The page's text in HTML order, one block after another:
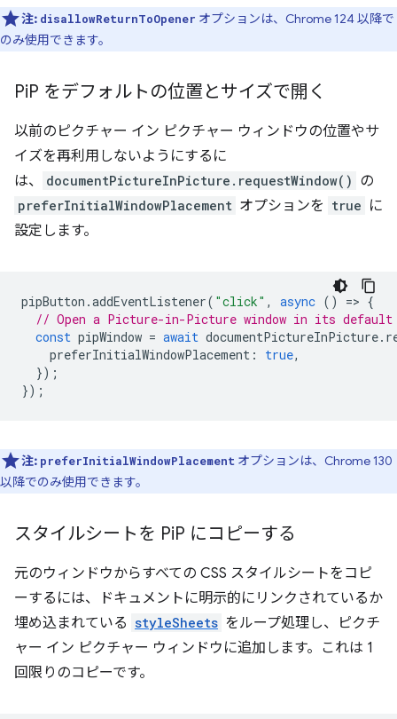
注: disallowReturnToOpener オプションは、Chrome 124 以降で
のみ使用できます。
PiP をデフォルトの位置とサイズで開く
以前のピクチャー イン ピクチャー ウィンドウの位置やサ
イズを再利用しないようにするに
は、
documentPictureInPicture.requestWindow() の
preferInitialWindowPlacement オプションを true に
設定します。
pipButton .addEventListener( "click" , async () => {
// Open a Picture-in-Picture window in its
const pipWindow = await documentPictureInPicture.
preferInitialWindowPlacement : true,
});
});
注: preferInitialWindowPlacement オプションは、Chrome 130
以降でのみ使用できます。
スタイルシートを PiP にコピーする
元のウィンドウからすべての CSS スタイルシートをコピ
ーするには、ドキュメントに明示的にリンクされているか
埋め込まれている styleSheets をループ処理し、ピクチ
ャー イン ピクチャー ウィンドウに追加します。これは 1
回限りのコピーです。